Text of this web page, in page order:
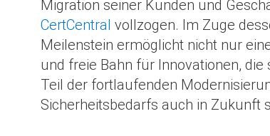
Migration seiner Kunden und
CertCentral vollzogen. Im Zuge
Meilenstein ermöglicht nicht nur
und freie Bahn für Innovationen,
Teil der fortlaufenden
Sicherheitsbedarfs auch in Zukunft